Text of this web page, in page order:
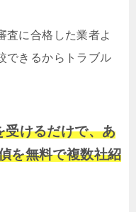
査に合格した業者よ
できるからトラブル
受けるだけで、あ
を無料で複数社紹